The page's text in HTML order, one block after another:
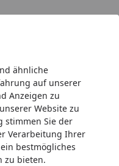
ähnliche
auf unserer
Anzeigen zu
Website zu
stimmen Sie der
Verarbeitung Ihrer
bestmögliches
zu bieten.
Hotline
& Pool-
bis 468,99€)